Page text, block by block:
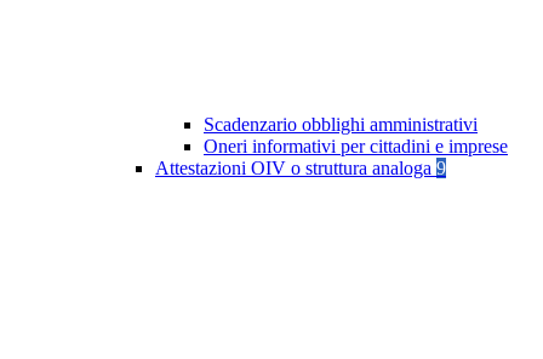
Scadenzario obblighi amministrativi
Oneri informativi per cittadini e imprese
Attestazioni OIV o struttura analoga 9